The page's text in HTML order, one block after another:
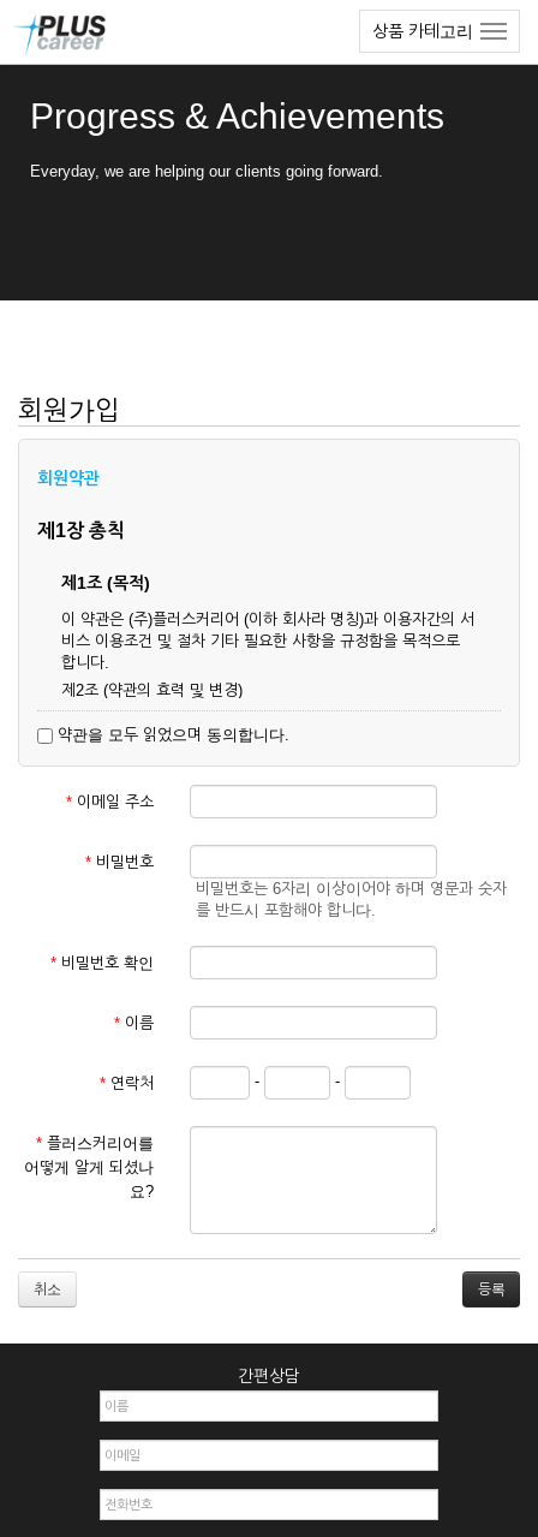
상품 카테고리
Progress & Achievements
Everyday, we are helping our clients going forward.
회원가입
회원약관
제1장 총칙
제1조 (목적)
이 약관은 (주)플러스커리어 (이하 회사라 명칭)과 이용자간의 서
비스 이용조건 및 절차 기타 필요한 사항을 규정함을 목적으로
합니다.
제2조 (약관의 효력 및 변경)
업상 중요 하거나 합리적인 사유가 발생할 경우 온라인 공사를
통하여 변경할 수 있습니다.
② 회원은 변경된 약관에 동의하지 않을 경우 서비스 이용을 중
단하고 이용계약을 해지할 수 있습니다. 약관의 효력 발생일 이
것으로 간주됩니다.
제3조 (약관의 외 준칙)
관계법령의 규정에 따릅니다.
① 서비스 이용계약은 서비스 이용 희망자가 본 약관에 동의한
를 심사, 승낙함으로써 성립하며, 회사는 신청자의 실명 확인 절
차를 밟을 수 있습니다.
② 회원가입시 입력한 ID는 변경할 수 없으며, 회원 1인당 한 개
의 ID가 발급됩니다. 부득이한 경우로 인해 변경하고자 하는 경
거절하거나 취소할 수 있으며, 실명으로 등록하지 않은 자의 일
2. 개인정보를 허위로 기재하여 신청할 경우
3. 경쟁 관게에 있는 이용자가 신청할 경우
4. 타인의 서비스 이용을 방해하거나, 정보를 도용한 경우
6. 이용자가 영업활동 또는 부정한 용도로 본 서비스를 이용할
7. 회사의 정보를 사전 승낙 없이 전재, 변조, 복사하여 이용하
약관을 모두 읽었으며 동의합니다.
* 이메일 주소
* 비밀번호
비밀번호는 6자리 이상이어야 하며 영문과 숫자
를 반드시 포함해야 합니다.
* 비밀번호 확인
* 이름
* 연락처 - -
* 플러스커리어를
어떻게 알게 되셨나
요?
취소
간편상담